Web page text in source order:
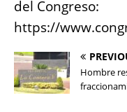
del Congreso:
https://
Hombre